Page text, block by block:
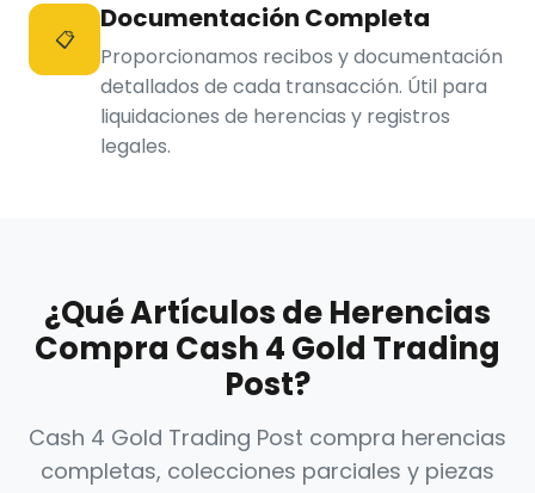
📋
Documentación Completa
Proporcionamos recibos y documentación
detallados de cada transacción. Útil para
liquidaciones de herencias y registros
legales.
¿Qué Artículos de Herencias
Compra Cash 4 Gold Trading
Post?
Cash 4 Gold Trading Post compra herencias
completas, colecciones parciales y piezas